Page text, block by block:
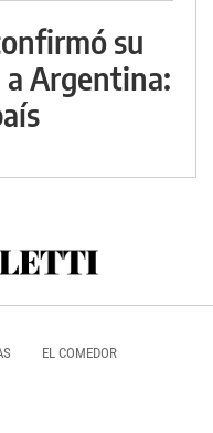
su
Argentina:
EL COMEDOR